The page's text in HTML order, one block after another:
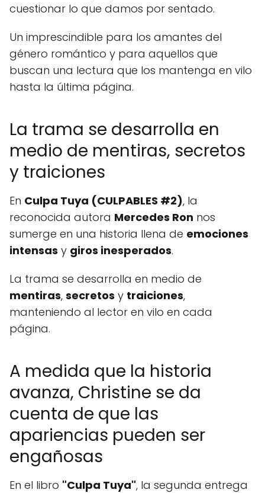
cuestionar lo que damos por sentado.
Un imprescindible para los amantes del
género romántico y para aquellos que
buscan una lectura que los mantenga en vilo
hasta la última página.
La trama se desarrolla en
medio de mentiras, secretos
y traiciones
En Culpa Tuya (CULPABLES #2), la
reconocida autora Mercedes Ron nos
sumerge en una historia llena de emociones
intensas y giros inesperados.
La trama se desarrolla en medio de
mentiras, secretos y traiciones,
manteniendo al lector en vilo en cada
página.
A medida que la historia
avanza, Christine se da
cuenta de que las
apariencias pueden ser
engañosas
En el libro "Culpa Tuya", la segunda entrega